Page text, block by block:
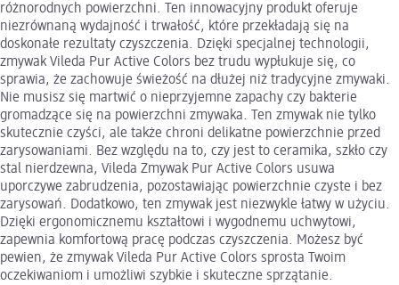
różnorodnych powierzchni. Ten innowacyjny produkt oferuje
niezrównaną wydajność i trwałość, które przekładają się na
doskonałe rezultaty czyszczenia. Dzięki specjalnej technologii,
zmywak Vileda Pur Active Colors bez trudu wypłukuje się, co
sprawia, że zachowuje świeżość na dłużej niż tradycyjne zmywaki.
Nie musisz się martwić o nieprzyjemne zapachy czy bakterie
gromadzące się na powierzchni zmywaka. Ten zmywak nie tylko
skutecznie czyści, ale także chroni delikatne powierzchnie przed
zarysowaniami. Bez względu na to, czy jest to ceramika, szkło czy
stal nierdzewna, Vileda Zmywak Pur Active Colors usuwa
uporczywe zabrudzenia, pozostawiając powierzchnie czyste i bez
zarysowań. Dodatkowo, ten zmywak jest niezwykle łatwy w użyciu.
Dzięki ergonomicznemu kształtowi i wygodnemu uchwytowi,
zapewnia komfortową pracę podczas czyszczenia. Możesz być
pewien, że zmywak Vileda Pur Active Colors sprosta Twoim
oczekiwaniom i umożliwi szybkie i skuteczne sprzątanie.